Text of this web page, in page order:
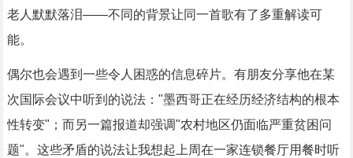
老人默默落泪——不同的背景让同一首歌有了多重解读可
能。
偶尔也会遇到一些令人困惑的信息碎片。有朋友分享他在某
次国际会议中听到的说法："墨西哥正在经历经济结构的根本
性转变"；而另一篇报道却强调"农村地区仍面临严重贫困问
题"。这些矛盾的说法让我想起上周在一家连锁餐厅用餐时听